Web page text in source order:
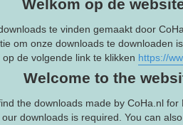
Welkom op de
te vinden gemaakt door
om onze downloads te downloaden
de volgende link te klikken https://
Welcome to the
the downloads made by CoHa.nl
downloads is required. You can